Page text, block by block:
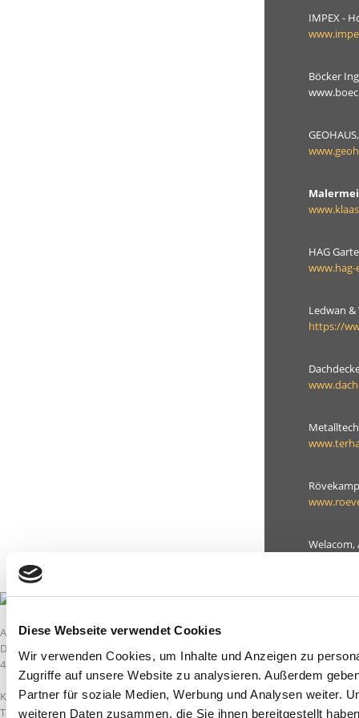
Diese Webseite verwendet Cookies
Wir verwenden Cookies, um Inhalte und Anzeigen zu
Zugriffe auf unsere Website zu analysieren. Außerdem
Partner für soziale Medien, Werbung und Analysen weiter.
weiteren Daten zusammen, die Sie ihnen bereitgestellt
IMPEX -
Böcker
HAG
www.hag-
Ledwan &
https://
Welacom,
ANSCHRIFT
Düsseldorfer Str. 71-73
45481 Mülheim/Ruhr
KOMMUNIKATION
Tel. 0208.37709457
48599 Gronau
KOMMUNIKATION
Tel. 02565.4078320